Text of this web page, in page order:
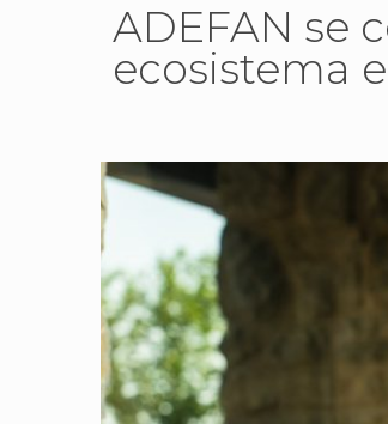
ADEFAN se
ecosistema